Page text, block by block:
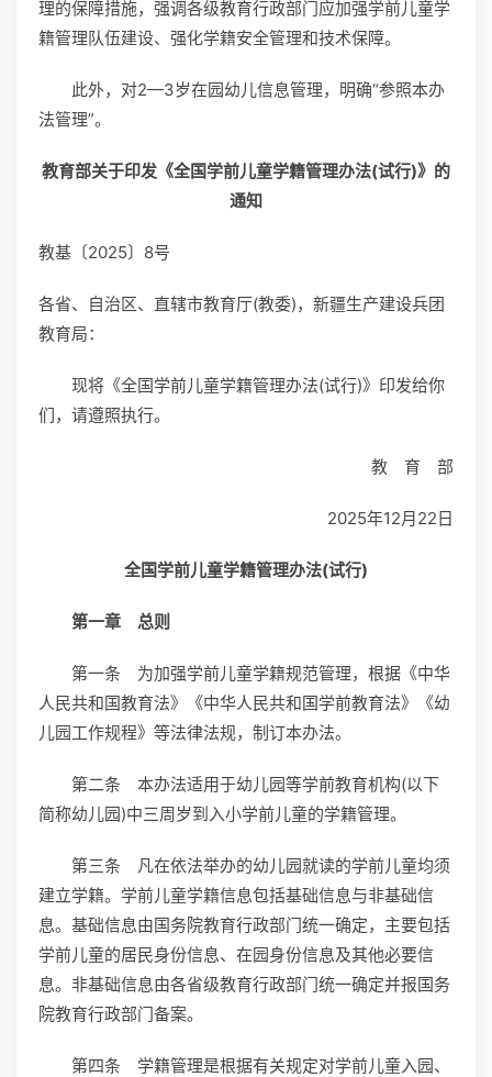
理的保障措施，强调各级教育行政部门应加强学前儿童学
籍管理队伍建设、强化学籍安全管理和技术保障。
此外，对2—3岁在园幼儿信息管理，明确“参照本办
法管理”。
教育部关于印发《全国学前儿童学籍管理办法(试行)》的
通知
教基〔2025〕8号
各省、自治区、直辖市教育厅(教委)，新疆生产建设兵团
教育局：
现将《全国学前儿童学籍管理办法(试行)》印发给你
们，请遵照执行。
教 育 部
2025年12月22日
全国学前儿童学籍管理办法(试行)
第一章 总则
第一条 为加强学前儿童学籍规范管理，根据《中华
人民共和国教育法》《中华人民共和国学前教育法》《幼
儿园工作规程》等法律法规，制订本办法。
第二条 本办法适用于幼儿园等学前教育机构(以下
简称幼儿园)中三周岁到入小学前儿童的学籍管理。
第三条 凡在依法举办的幼儿园就读的学前儿童均须
建立学籍。学前儿童学籍信息包括基础信息与非基础信
息。基础信息由国务院教育行政部门统一确定，主要包括
学前儿童的居民身份信息、在园身份信息及其他必要信
息。非基础信息由各省级教育行政部门统一确定并报国务
院教育行政部门备案。
第四条 学籍管理是根据有关规定对学前儿童入园、